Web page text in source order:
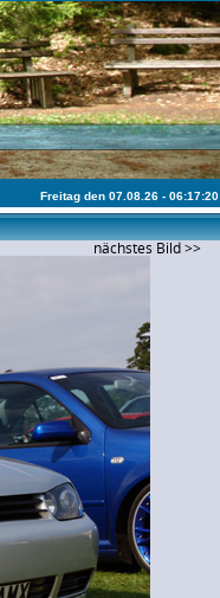
Freitag den 07.08.26 - 06:17:20
nächstes Bild >>